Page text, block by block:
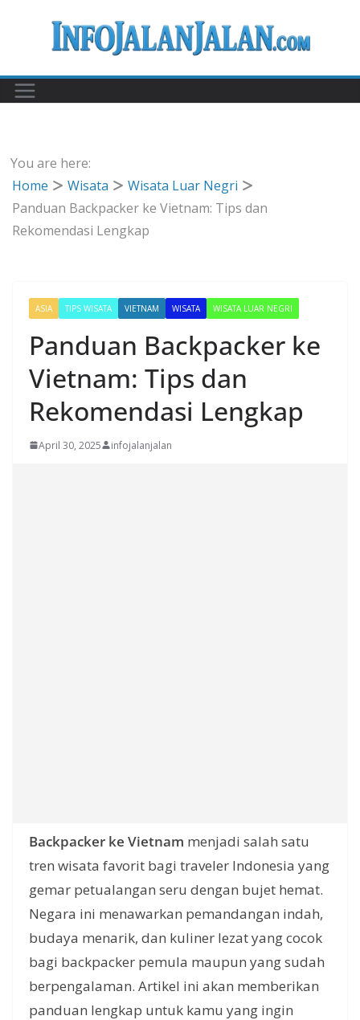
You are here:
Home
Wisata
Wisata Luar Negri
Panduan Backpacker ke Vietnam: Tips dan
Rekomendasi Lengkap
ASIA TIPS WISATA VIETNAM WISATA WISATA LUAR NEGRI
Panduan Backpacker ke
Vietnam: Tips dan
Rekomendasi Lengkap
April 30, 2025 infojalanjalan
Backpacker ke Vietnam menjadi salah satu
tren wisata favorit bagi traveler Indonesia yang
gemar petualangan seru dengan bujet hemat.
Negara ini menawarkan pemandangan indah,
budaya menarik, dan kuliner lezat yang cocok
bagi backpacker pemula maupun yang sudah
berpengalaman. Artikel ini akan memberikan
panduan lengkap untuk kamu yang ingin